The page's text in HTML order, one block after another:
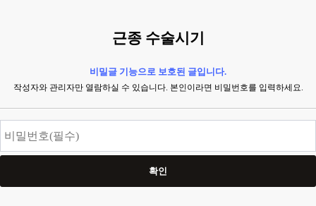
근종 수술시기
비밀글 기능으로 보호된 글입니다.
작성자와 관리자만 열람하실 수 있습니다. 본인이라면 비밀번호를 입력하세요.